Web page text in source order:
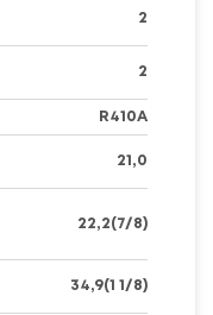
2
2
R410A
21,0
22,2(7/8)
34,9(1 1/8)